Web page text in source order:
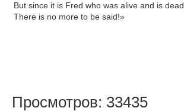
But since it is Fred who was alive and is dead,
There is no more to be said!»
Просмотров: 33435